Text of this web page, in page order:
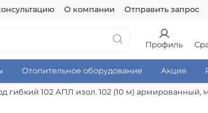
О компании Отправить запрос
Профиль
Отопительное оборудование Акция
гибкий 102 АПЛ изол. 102 (10 м) армированный,